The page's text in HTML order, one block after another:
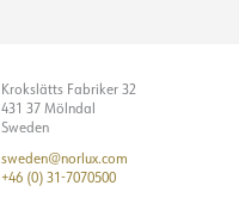
Krokslätts Fabriker 32
431 37 Mölndal
Sweden
sweden@norlux.com
+46 (0) 31-7070500